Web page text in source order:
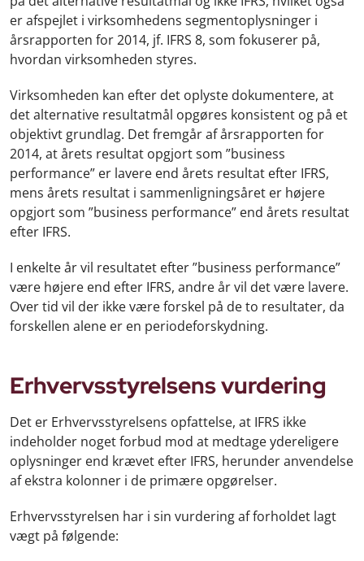
er afspejlet i virksomhedens segmentoplysninger i
årsrapporten for 2014, jf. IFRS 8, som fokuserer på,
hvordan virksomheden styres.
Virksomheden kan efter det oplyste dokumentere, at
det alternative resultatmål opgøres konsistent og på et
objektivt grundlag. Det fremgår af årsrapporten for
2014, at årets resultat opgjort som ”business
performance” er lavere end årets resultat efter IFRS,
mens årets resultat i sammenligningsåret er højere
opgjort som ”business performance” end årets resultat
efter IFRS.
I enkelte år vil resultatet efter ”business performance”
være højere end efter IFRS, andre år vil det være lavere.
Over tid vil der ikke være forskel på de to resultater, da
forskellen alene er en periodeforskydning.
Erhvervsstyrelsens vurdering
Det er Erhvervsstyrelsens opfattelse, at IFRS ikke
indeholder noget forbud mod at medtage ydereligere
oplysninger end krævet efter IFRS, herunder anvendelse
af ekstra kolonner i de primære opgørelser.
Erhvervsstyrelsen har i sin vurdering af forholdet lagt
vægt på følgende: